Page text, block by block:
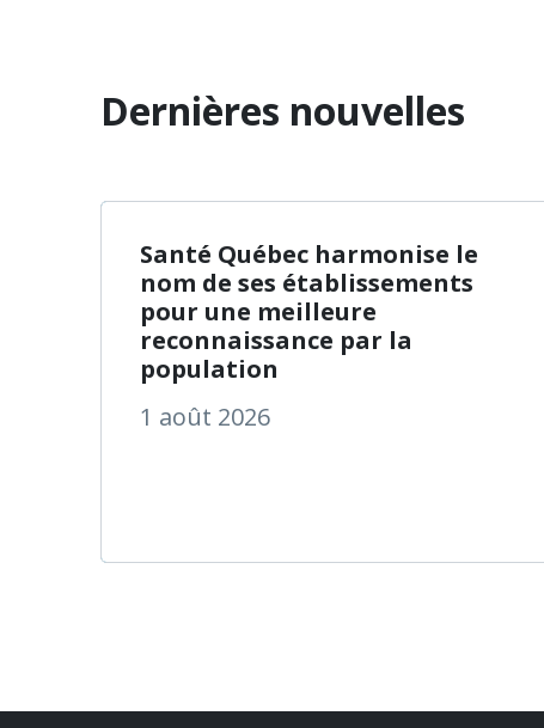
Dernières nouvelles
Santé Québec harmonise le
nom de ses établissements
pour une meilleure
reconnaissance par la
population
1 août 2026
à